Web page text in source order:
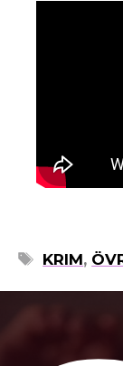
KRIM,